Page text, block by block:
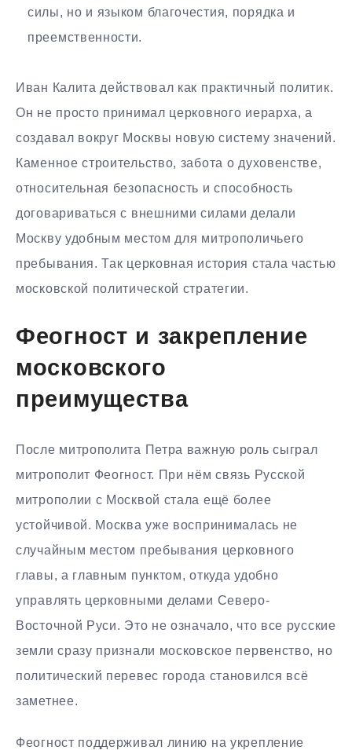
силы, но и языком благочестия, порядка и
преемственности.
Иван Калита действовал как практичный политик.
Он не просто принимал церковного иерарха, а
создавал вокруг Москвы новую систему значений.
Каменное строительство, забота о духовенстве,
относительная безопасность и способность
договариваться с внешними силами делали
Москву удобным местом для митрополичьего
пребывания. Так церковная история стала частью
московской политической стратегии.
Феогност и закрепление
московского
преимущества
После митрополита Петра важную роль сыграл
митрополит Феогност. При нём связь Русской
митрополии с Москвой стала ещё более
устойчивой. Москва уже воспринималась не
случайным местом пребывания церковного
главы, а главным пунктом, откуда удобно
управлять церковными делами Северо-
Восточной Руси. Это не означало, что все русские
земли сразу признали московское первенство, но
политический перевес города становился всё
заметнее.
Феогност поддерживал линию на укрепление